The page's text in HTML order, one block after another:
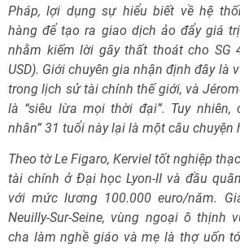
Pháp, lợi dụng sự hiểu biết về hệ
hàng để tạo ra giao dịch ảo đẩy giá
nhằm kiếm lời gây thất thoát cho SG
USD). Giới chuyên gia nhận định đây là
trong lịch sử tài chính thế giới, và
là “siêu lừa mọi thời đại”. Tuy nhiên,
nhân” 31 tuổi này lại là một câu chuyện
Theo tờ Le Figaro, Kerviel tốt nghiệp
tài chính ở Đại học Lyon-II và đầu
với mức lương 100.000 euro/năm.
Neuilly-Sur-Seine, vùng ngoại ô thịnh
cha làm nghề giáo và mẹ là thợ uốn